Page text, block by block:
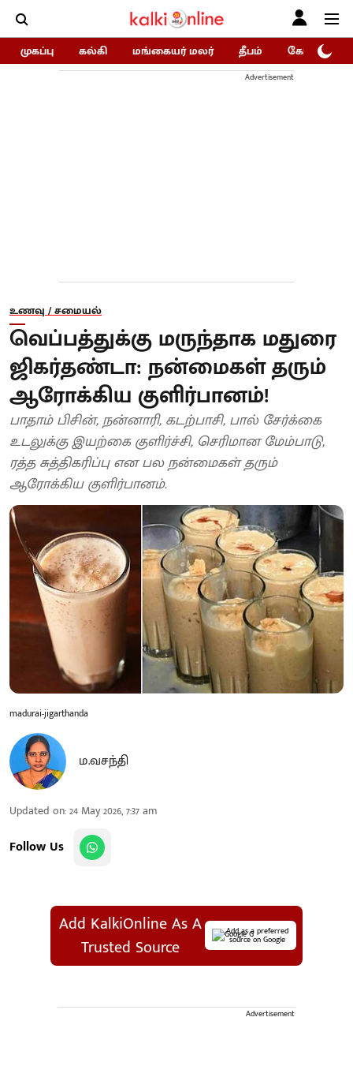
முகப்பு கல்கி மங்கையர் மலர் தீபம் கோகுலம்/
Advertisement
உணவு / சமையல்
வெப்பத்துக்கு மருந்தாக மதுரை
ஜிகர்தண்டா: நன்மைகள் தரும்
ஆரோக்கிய குளிர்பானம்!
பாதாம் பிசின், நன்னாரி, கடற்பாசி, பால் சேர்க்கை
உடலுக்கு இயற்கை குளிர்ச்சி, செரிமான மேம்பாடு,
ரத்த சுத்திகரிப்பு என பல நன்மைகள் தரும்
ஆரோக்கிய குளிர்பானம்.
madurai-jigarthanda
ம.வசந்தி
Updated on:24 May 2026, 7:37 am
Follow Us
Add KalkiOnline As A
Trusted Source
Add as a preferred
source on Google
Advertisement